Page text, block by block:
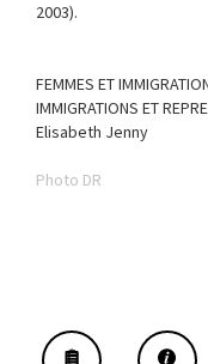
2003).
FEMMES ET
IMMIGRATIONS ET
Elisabeth Jenny
Photo DR